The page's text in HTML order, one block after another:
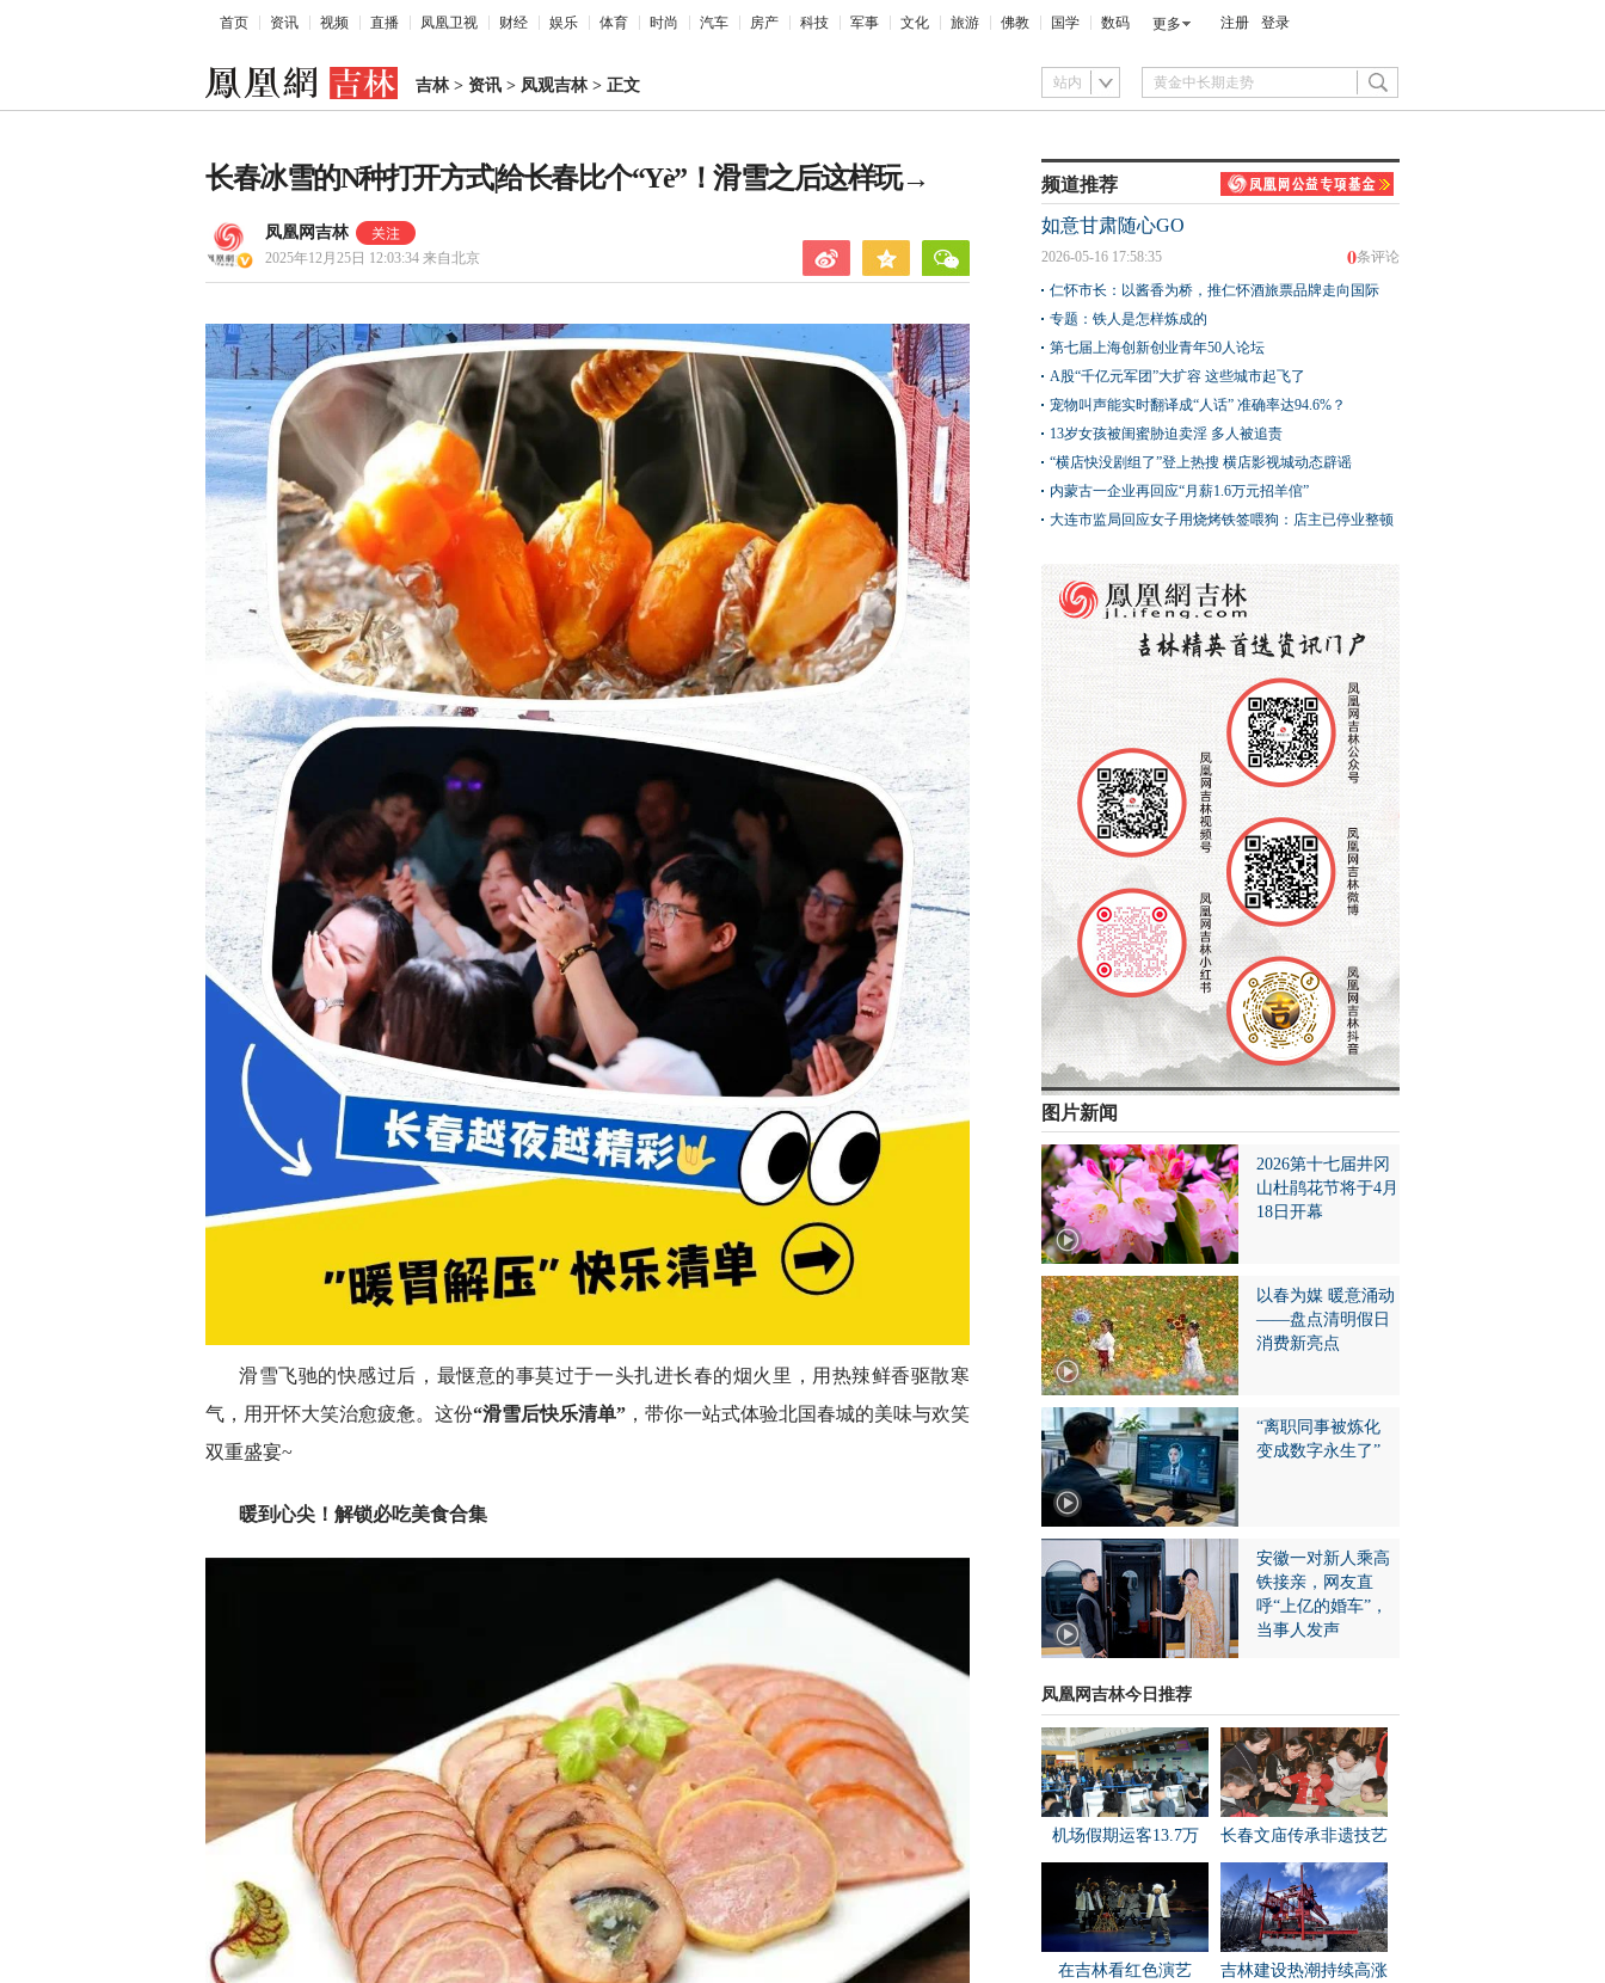
首页 资讯 视频 直播 凤凰卫视 财经 娱乐 体育 时尚 汽车 房产 科技 军事 文化 旅游 佛教 国学 数码 更多 注册 登录
吉林> 资讯 > 凤观吉林> 正文 站内
长春冰雪的N种打开方式|给长春比个“Yè”！滑雪之后这样玩→
凤凰网吉林
2025年12月25日 12:03:34 来自北京
滑雪飞驰的快感过后，最惬意的事莫过于一头扎进长春的烟火里，用热辣鲜香驱散寒
气，用开怀大笑治愈疲惫。这份“滑雪后快乐清单” ，带你一站式体验北国春城的美味与欢笑
双重盛宴~
暖到心尖！解锁必吃美食合集
频道推荐
如意甘肃随心GO
0条评论
2026-05-16 17:58:35
仁怀市长：以酱香为桥，推仁怀酒旅票品牌走向国际
专题：铁人是怎样炼成的
第七届上海创新创业青年50人论坛
A股“千亿元军团”大扩容 这些城市起飞了
宠物叫声能实时翻译成“人话” 准确率达94.6%？
13岁女孩被闺蜜胁迫卖淫 多人被追责
“横店快没剧组了”登上热搜 横店影视城动态辟谣
内蒙古一企业再回应“月薪1.6万元招羊倌”
大连市监局回应女子用烧烤铁签喂狗：店主已停业整顿
图片新闻
2026第十七届井冈
山杜鹃花节将于4月
18日开幕
以春为媒 暖意涌动
——盘点清明假日
消费新亮点
“离职同事被炼化
变成数字永生了”
安徽一对新人乘高
铁接亲，网友直
呼“上亿的婚车”，
当事人发声
凤凰网吉林今日推荐
机场假期运客13.7万 长春文庙传承非遗技艺
在吉林看红色演艺 吉林建设热潮持续高涨